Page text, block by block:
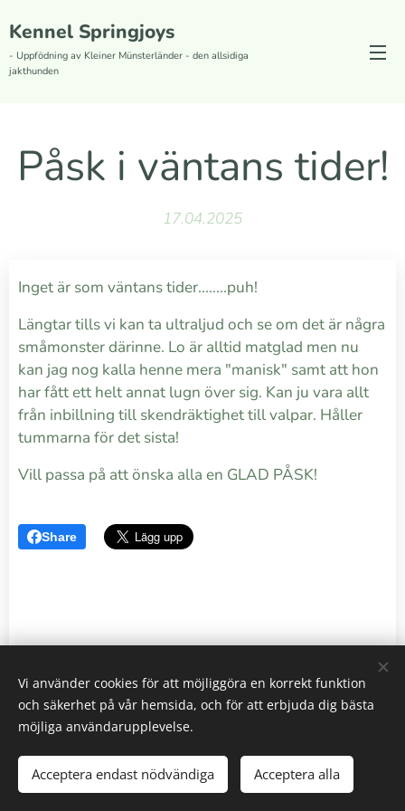
Kennel Springjoys
- Uppfödning av Kleiner Münsterländer - den allsidiga
jakthunden
Påsk i väntans tider!
17.04.2025
Inget är som väntans tider........puh!
Längtar tills vi kan ta ultraljud och se om det är några
småmonster därinne. Lo är alltid matglad men nu
kan jag nog kalla henne mera "manisk" samt att hon
har fått ett helt annat lugn över sig. Kan ju vara allt
från inbillning till skendräktighet till valpar. Håller
tummarna för det sista!
Vill passa på att önska alla en GLAD PÅSK!
Share
2026 Kennel Springjoys | Alla rättigheter reserverade.
Skapad medWebnode Cookies
Vi använder cookies för att möjliggöra en korrekt funktion
och säkerhet på vår hemsida, och för att erbjuda dig bästa
möjliga användarupplevelse.
Acceptera endast nödvändiga Acceptera alla